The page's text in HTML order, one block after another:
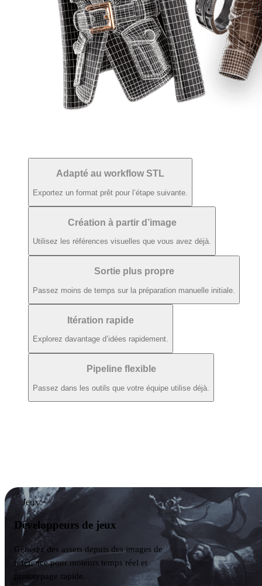
Adapté au workflow STL
Exportez un format prêt pour l’étape suivante.
Création à partir d’image
Utilisez les références visuelles que vous avez déjà.
Sortie plus propre
Passez moins de temps sur la préparation manuelle initiale.
Itération rapide
Explorez davantage d’idées rapidement.
Pipeline flexible
Passez dans les outils que votre équipe utilise déjà.
Jeux
Développeurs de jeux
Générez des assets depuis des images de
référence pour moteurs temps réel et
prototypage rapide.